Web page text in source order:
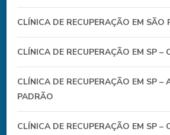
CLÍNICA DE RECUPERAÇÃO EM
CLÍNICA DE RECUPERAÇÃO EM SP –
CLÍNICA DE RECUPERAÇÃO EM SP –
PADRÃO
CLÍNICA DE RECUPERAÇÃO EM SP –